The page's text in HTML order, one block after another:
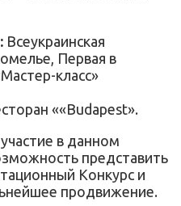
Всеукраинская
Первая в
класс»
««Budapest».
в данном
представить
Конкурс и
продвижение.